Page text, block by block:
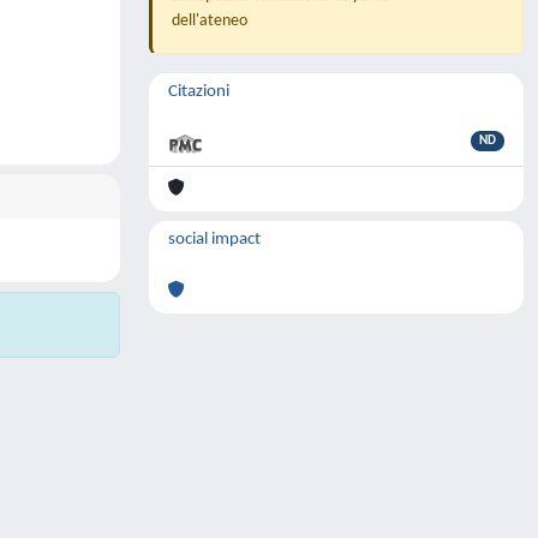
dell'ateneo
Citazioni
ND
social impact